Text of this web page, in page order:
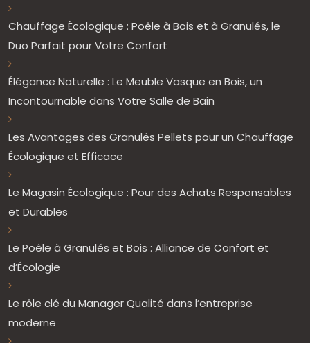
Chauffage Écologique : Poêle à Bois et à Granulés, le
Duo Parfait pour Votre Confort
Élégance Naturelle : Le Meuble Vasque en Bois, un
Incontournable dans Votre Salle de Bain
Les Avantages des Granulés Pellets pour un Chauffage
Écologique et Efficace
Le Magasin Écologique : Pour des Achats Responsables
et Durables
Le Poêle à Granulés et Bois : Alliance de Confort et
d’Écologie
Le rôle clé du Manager Qualité dans l’entreprise
moderne